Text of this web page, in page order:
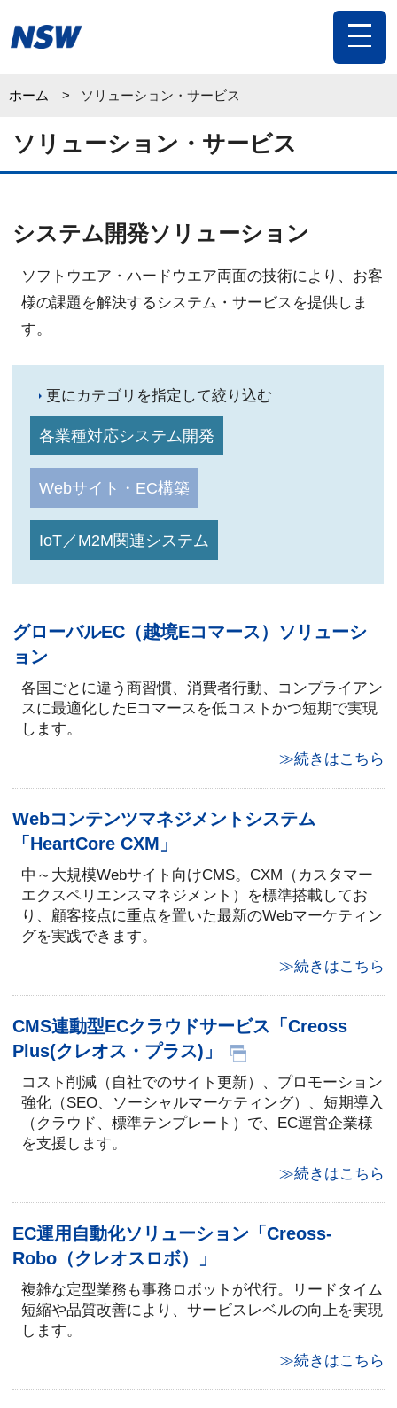
toggle
ホーム ソリューション・サービス
ソリューション・サービス
システム開発ソリューション
ソフトウエア・ハードウエア両面の技術により、お客
様の課題を解決するシステム・サービスを提供しま
す。
更にカテゴリを指定して絞り込む
各業種対応システム開発
Webサイト・EC構築
IoT／M2M関連システム
グローバルEC（越境Eコマース）ソリューシ
ョン
各国ごとに違う商習慣、消費者行動、コンプライアン
スに最適化したEコマースを低コストかつ短期で実現
します。
≫続きはこちら
Webコンテンツマネジメントシステム
「HeartCore CXM」
中～大規模Webサイト向けCMS。CXM（カスタマー
エクスペリエンスマネジメント）を標準搭載してお
り、顧客接点に重点を置いた最新のWebマーケティン
グを実践できます。
≫続きはこちら
CMS連動型ECクラウドサービス「Creoss
Plus(クレオス・プラス)」
コスト削減（自社でのサイト更新）、プロモーション
強化（SEO、ソーシャルマーケティング）、短期導入
（クラウド、標準テンプレート）で、EC運営企業様
を支援します。
≫続きはこちら
EC運用自動化ソリューション「Creoss-
Robo（クレオスロボ）」
複雑な定型業務も事務ロボットが代行。リードタイム
短縮や品質改善により、サービスレベルの向上を実現
します。
≫続きはこちら